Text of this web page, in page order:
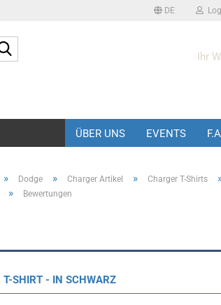
DE
Ihr
ÜBER UNS EVENTS
» Dodge » Charger Artikel » Charger T-Shirts
» Bewertungen
T-SHIRT - IN SCHWARZ